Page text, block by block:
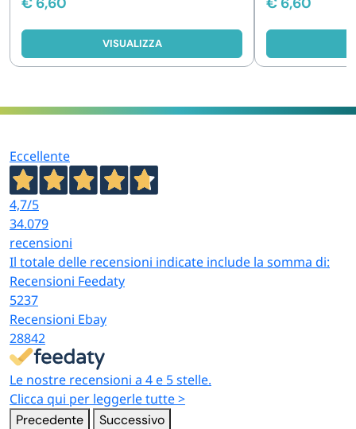
VISUALIZZA
Eccellente
4,7/5
34.079
recensioni
Il totale delle recensioni indicate include la somma di:
Recensioni Feedaty
5237
Recensioni Ebay
28842
Le nostre recensioni a 4 e 5 stelle.
Clicca qui per leggerle tutte >
Precedente Successivo